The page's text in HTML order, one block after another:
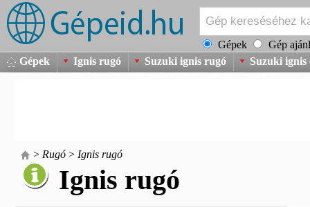
Gépek
Gép
Gépek
Ignis rugó Suzuki ignis rugó Suzuki ignis
> Rugó > Ignis rugó
Ignis rugó